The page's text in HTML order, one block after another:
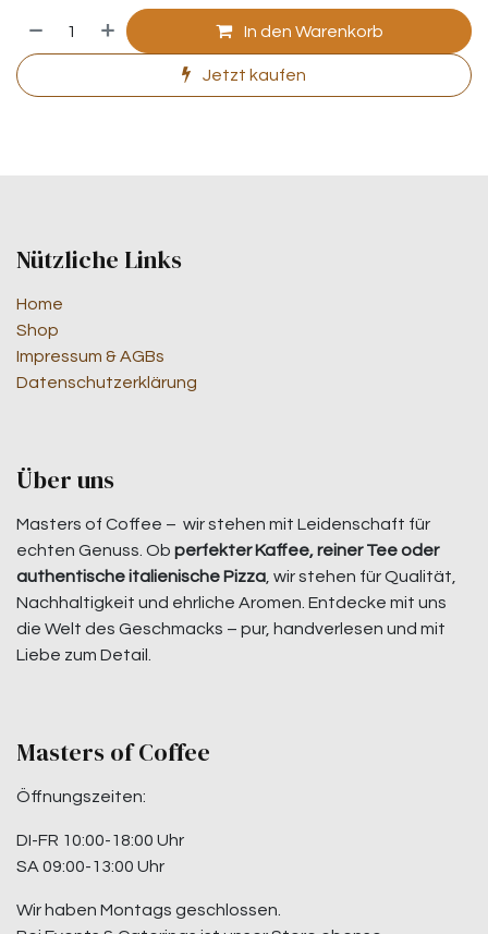
In den Warenkorb
Jetzt kaufen
Nützliche Links
Home
Shop
Impressum & AGBs
Datenschutzerklärung
Über uns
Masters of Coffee – wir stehen mit Leidenschaft für
echten Genuss. Ob perfekter Kaffee, reiner Tee oder
authentische italienische Pizza , wir stehen für Qualität,
Nachhaltigkeit und ehrliche Aromen. Entdecke mit uns
die Welt des Geschmacks – pur, handverlesen und mit
Liebe zum Detail.
Masters of Coffee
Öffnungszeiten:
DI-FR 10:00-18:00 Uhr
SA 09:00-13:00 Uhr
Wir haben Montags geschlossen.